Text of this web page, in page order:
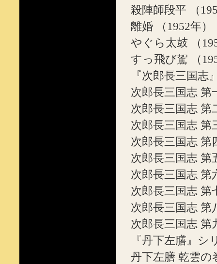
殺陣師段平 （
離婚 （1952年）
やぐら太鼓 （
すっ飛び駕 （
『次郎長三国志
次郎長三国志 第
次郎長三国志 第
次郎長三国志 第
次郎長三国志 第
次郎長三国志 第
次郎長三国志 第
次郎長三国志 第
次郎長三国志 第
次郎長三国志 第
『丹下左膳』シ
丹下左膳 乾雲の